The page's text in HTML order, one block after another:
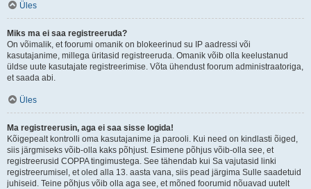
Üles
Miks ma ei saa registreeruda?
On võimalik, et foorumi omanik on blokeerinud su IP aadressi või
kasutajanime, millega üritasid registreeruda. Omanik võib olla keelustanud
üldse uute kasutajate registreerimise. Võta ühendust foorum administraatoriga,
et saada abi.
Üles
Ma registreerusin, aga ei saa sisse logida!
Kõigepealt kontrolli oma kasutajanime ja parooli. Kui need on kindlasti õiged,
siis järgmiseks võib-olla kaks põhjust. Esimene põhjus võib-olla see, et
registreerusid COPPA tingimustega. See tähendab kui Sa vajutasid linki
registreerumisel, et oled alla 13. aasta vana, siis pead järgima Sulle saadetuid
juhiseid. Teine põhjus võib olla aga see, et mõned foorumid nõuavad uutelt